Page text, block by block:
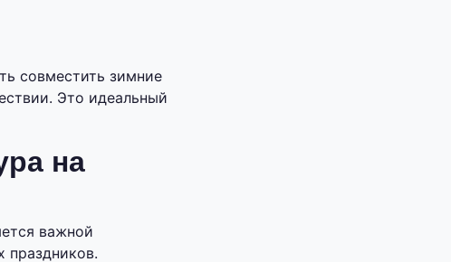
совместить зимние
Это идеальный
на
важной
праздников.